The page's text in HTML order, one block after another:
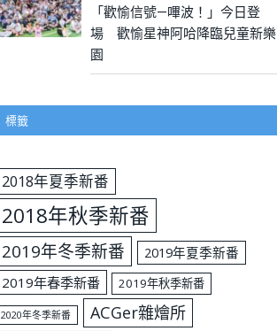
「歡愉信號—嗶波！」今日登
場 歡愉星神阿哈降臨兒童新樂
園
標籤
2018年夏季新番
2018年秋季新番
2019年冬季新番
2019年夏季新番
2019年春季新番
2019年秋季新番
2020年冬季新番 ACGer雜燴所